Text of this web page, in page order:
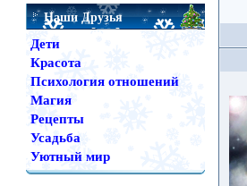
Наши Друзья
Дети
Красота
Психология отношений
Магия
Рецепты
Усадьба
Уютный мир